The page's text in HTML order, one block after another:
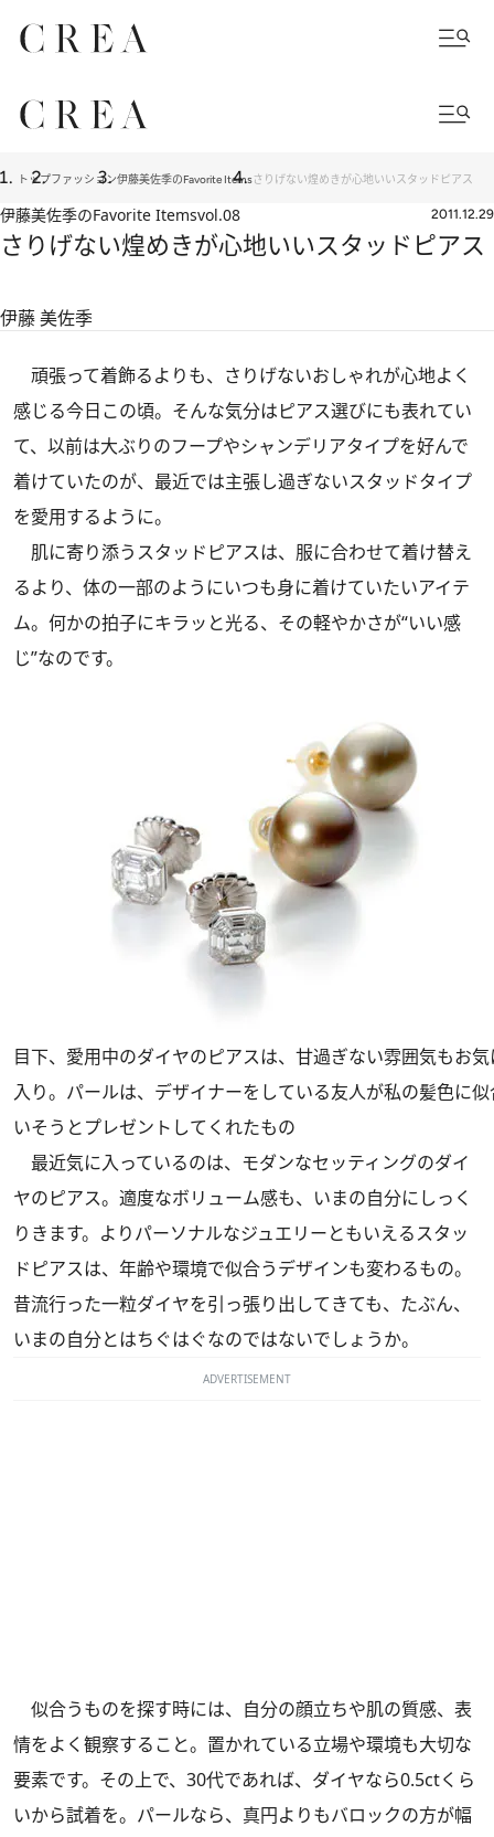
トップファッション伊藤美佐季のFavorite Itemsさりげない煌めきが心地いいスタッドピアス
伊藤美佐季のFavorite Itemsvol.08 2011.12.29
さりげない煌めきが心地いいスタッドピアス
伊藤 美佐季
頑張って着飾るよりも、さりげないおしゃれが心地よく
感じる今日この頃。そんな気分はピアス選びにも表れてい
て、以前は大ぶりのフープやシャンデリアタイプを好んで
着けていたのが、最近では主張し過ぎないスタッドタイプ
を愛用するように。
肌に寄り添うスタッドピアスは、服に合わせて着け替え
るより、体の一部のようにいつも身に着けていたいアイテ
ム。何かの拍子にキラッと光る、その軽やかさが“いい感
じ”なのです。
目下、愛用中のダイヤのピアスは、甘過ぎない雰囲気もお気
入り。パールは、デザイナーをしている友人が私の髪色に似
いそうとプレゼントしてくれたもの
最近気に入っているのは、モダンなセッティングのダイ
ヤのピアス。適度なボリューム感も、いまの自分にしっく
りきます。よりパーソナルなジュエリーともいえるスタッ
ドピアスは、年齢や環境で似合うデザインも変わるもの。
昔流行った一粒ダイヤを引っ張り出してきても、たぶん、
いまの自分とはちぐはぐなのではないでしょうか。
ADVERTISEMENT
似合うものを探す時には、自分の顔立ちや肌の質感、表
情をよく観察すること。置かれている立場や環境も大切な
要素です。その上で、30代であれば、ダイヤなら0.5ctくら
いから試着を。パールなら、真円よりもバロックの方が幅